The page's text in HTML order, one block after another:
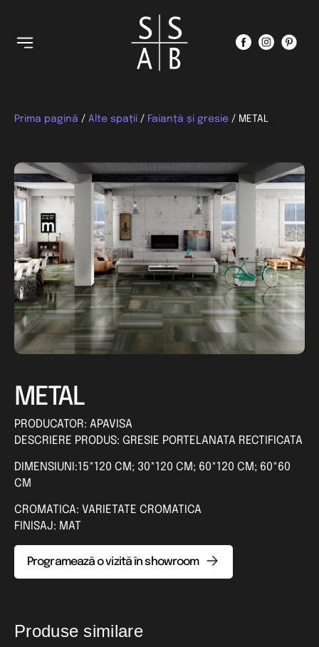
Prima pagină / Alte spații / Faianță și gresie / METAL
METAL
PRODUCATOR: APAVISA
DESCRIERE PRODUS: GRESIE PORTELANATA RECTIFICATA
DIMENSIUNI:15*120 CM; 30*120 CM; 60*120 CM; 60*60
CM
CROMATICA: VARIETATE CROMATICA
FINISAJ: MAT
Programează o vizită în showroom
Produse similare